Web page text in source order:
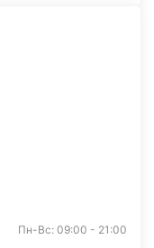
Пн-Вс: 09:00 - 21:00